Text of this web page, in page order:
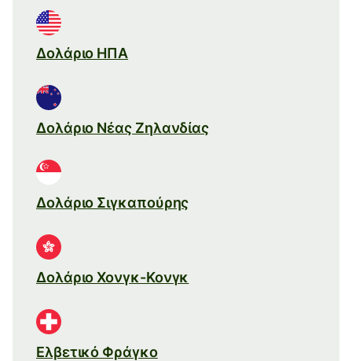
Δολάριο ΗΠΑ
Δολάριο Νέας Ζηλανδίας
Δολάριο Σιγκαπούρης
Δολάριο Χονγκ-Κονγκ
Ελβετικό Φράγκο